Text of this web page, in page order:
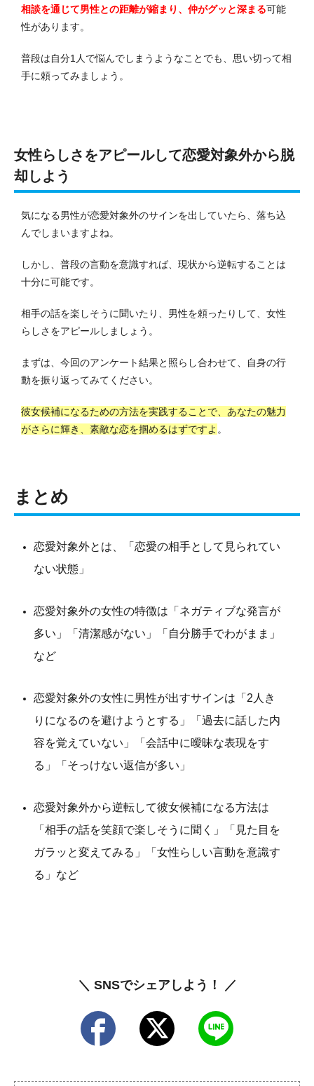
相談を通じて男性との距離が縮まり、仲がグッと深まる可能
性があります。
普段は自分1人で悩んでしまうようなことでも、思い切って相
手に頼ってみましょう。
女性らしさをアピールして恋愛対象外から脱
却しよう
気になる男性が恋愛対象外のサインを出していたら、落ち込
んでしまいますよね。
しかし、普段の言動を意識すれば、現状から逆転することは
十分に可能です。
相手の話を楽しそうに聞いたり、男性を頼ったりして、女性
らしさをアピールしましょう。
まずは、今回のアンケート結果と照らし合わせて、自身の行
動を振り返ってみてください。
彼女候補になるための方法を実践することで、あなたの魅力
がさらに輝き、素敵な恋を掴めるはずですよ 。
まとめ
恋愛対象外とは、「恋愛の相手として見られてい
ない状態」
恋愛対象外の女性の特徴は「ネガティブな発言が
多い」「清潔感がない」「自分勝手でわがまま」
など
恋愛対象外の女性に男性が出すサインは「2人き
りになるのを避けようとする」「過去に話した内
容を覚えていない」「会話中に曖昧な表現をす
る」「そっけない返信が多い」
恋愛対象外から逆転して彼女候補になる方法は
「相手の話を笑顔で楽しそうに聞く」「見た目を
ガラッと変えてみる」「女性らしい言動を意識す
る」など
＼ SNSでシェアしよう！ ／